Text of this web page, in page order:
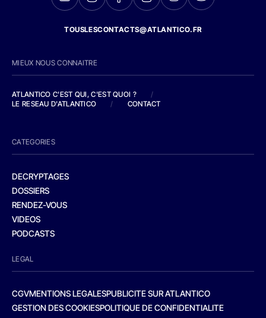
TOUSLESCONTACTS@ATLANTICO.FR
MIEUX NOUS CONNAITRE
ATLANTICO C'EST QUI, C'EST QUOI ?
/
LE RESEAU D'ATLANTICO
/ CONTACT
CATEGORIES
DECRYPTAGES
DOSSIERS
RENDEZ-VOUS
VIDEOS
PODCASTS
LEGAL
CGVMENTIONS LEGALESPUBLICITE SUR ATLANTICO
GESTION DES COOKIESPOLITIQUE DE CONFIDENTIALITE